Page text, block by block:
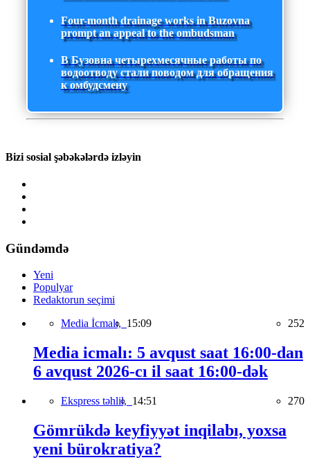
Four-month drainage works in Buzovna
prompt an appeal to the ombudsman
В Бузовна четырехмесячные работы по
водоотводу стали поводом для обращения
к омбудсмену
Bizi sosial şəbəkələrdə izləyin
Gündəmdə
Yeni
Populyar
Redaktorun seçimi
Media İcmalı, 15:09 252
Media icmalı: 5 avqust saat 16:00-dan
6 avqust 2026-cı il saat 16:00-dək
Ekspress təhlil, 14:51 270
Gömrükdə keyfiyyət inqilabı, yoxsa
yeni bürokratiya?